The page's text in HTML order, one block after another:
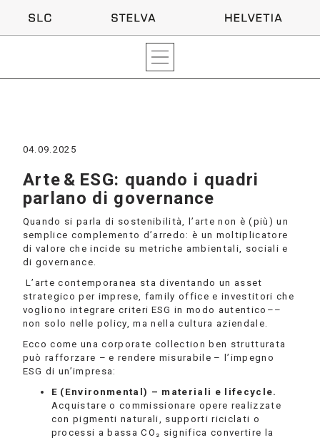
04.09.2025
Arte & ESG: quando i quadri
parlano di governance
Quando si parla di sostenibilità, l’arte non è (più) un
semplice complemento d’arredo: è un moltiplicatore
di valore che incide su metriche ambientali, sociali e
di governance.
L’arte contemporanea sta diventando un asset
strategico per imprese, family office e investitori che
vogliono integrare criteri ESG in modo autentico––
non solo nelle policy, ma nella cultura aziendale.
Ecco come una corporate collection ben strutturata
può rafforzare – e rendere misurabile – l’impegno
ESG di un’impresa:
E (Environmental) – materiali e lifecycle.
Acquistare o commissionare opere realizzate
con pigmenti naturali, supporti riciclati o
processi a bassa CO₂ significa convertire la